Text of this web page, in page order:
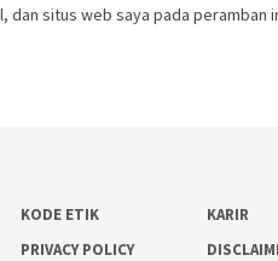
dan situs web saya pada peramban
KODE ETIK
KARIR
PRIVACY POLICY